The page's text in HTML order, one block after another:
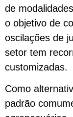
de
o objetivo de
oscilações de
setor tem
customizadas.
Como
padrão